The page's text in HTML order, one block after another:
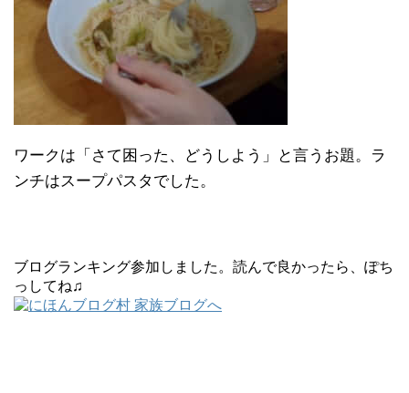
ワークは「さて困った、どうしよう」と言うお題。ラ
ンチはスープパスタでした。
ブログランキング参加しました。読んで良かったら、ぽち
っしてね♫